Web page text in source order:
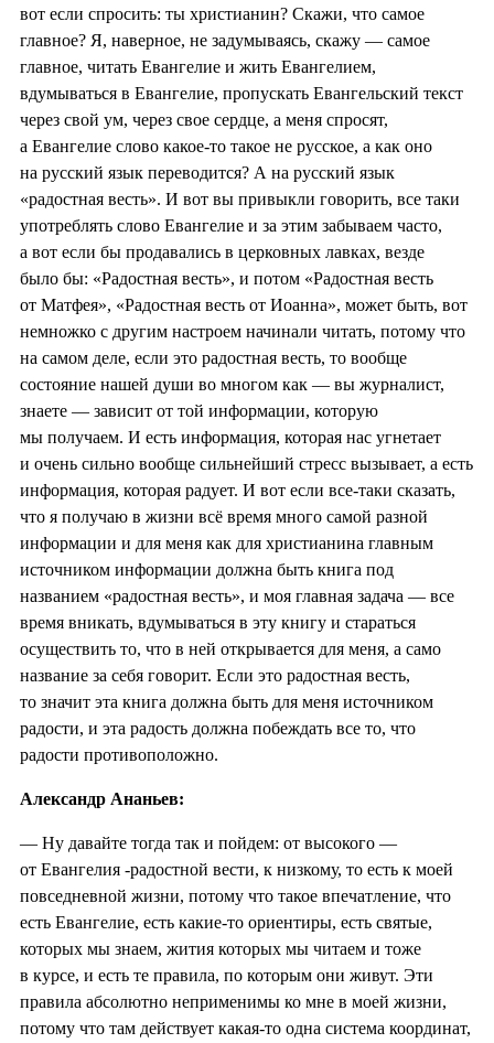
вот если спросить: ты христианин? Скажи, что самое
главное? Я, наверное, не задумываясь, скажу — самое
главное, читать Евангелие и жить Евангелием,
вдумываться в Евангелие, пропускать Евангельский текст
через свой ум, через свое сердце, а меня спросят,
а Евангелие слово какое-то такое не русское, а как оно
на русский язык переводится? А на русский язык
«радостная весть». И вот вы привыкли говорить, все таки
употреблять слово Евангелие и за этим забываем часто,
а вот если бы продавались в церковных лавках, везде
было бы: «Радостная весть», и потом «Радостная весть
от Матфея», «Радостная весть от Иоанна», может быть, вот
немножко с другим настроем начинали читать, потому что
на самом деле, если это радостная весть, то вообще
состояние нашей души во многом как — вы журналист,
знаете — зависит от той информации, которую
мы получаем. И есть информация, которая нас угнетает
и очень сильно вообще сильнейший стресс вызывает, а есть
информация, которая радует. И вот если все-таки сказать,
что я получаю в жизни всё время много самой разной
информации и для меня как для христианина главным
источником информации должна быть книга под
названием «радостная весть», и моя главная задача — все
время вникать, вдумываться в эту книгу и стараться
осуществить то, что в ней открывается для меня, а само
название за себя говорит. Если это радостная весть,
то значит эта книга должна быть для меня источником
радости, и эта радость должна побеждать все то, что
радости противоположно.
Александр Ананьев:
— Ну давайте тогда так и пойдем: от высокого —
от Евангелия -радостной вести, к низкому, то есть к моей
повседневной жизни, потому что такое впечатление, что
есть Евангелие, есть какие-то ориентиры, есть святые,
которых мы знаем, жития которых мы читаем и тоже
в курсе, и есть те правила, по которым они живут. Эти
правила абсолютно неприменимы ко мне в моей жизни,
потому что там действует какая-то одна система координат,